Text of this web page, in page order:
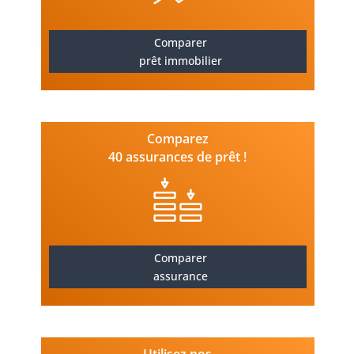
Comparer
prêt immobilier
Comparez
40 assurances de prêt !
Comparer
assurance